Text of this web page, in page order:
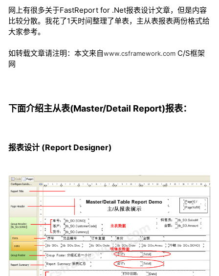
网上有很多关于FastReport for .Net报表设计文章，但是内容
比较分散。我花了1天时间整理了单表，主从表报表两份格式给
大家参考。
如转载文章请注明：本文来自www.csframework.com C/S框架
网
下面介绍主从表(Master/Detail Report)报表：
报表设计 (Report Designer)